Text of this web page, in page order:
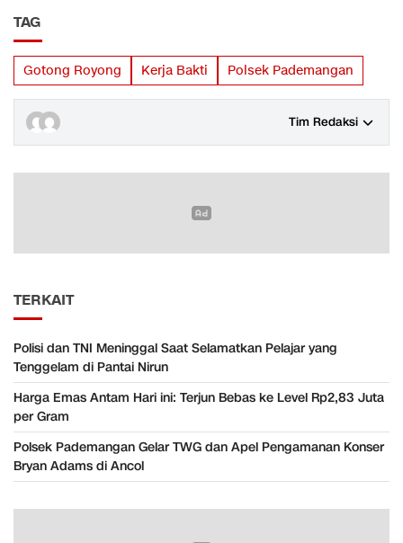
TAG
Gotong Royong Kerja Bakti Polsek Pademangan
Tim Redaksi
TERKAIT
Polisi dan TNI Meninggal Saat Selamatkan Pelajar yang
Tenggelam di Pantai Nirun
Harga Emas Antam Hari ini: Terjun Bebas ke Level Rp2,83 Juta
per Gram
Polsek Pademangan Gelar TWG dan Apel Pengamanan Konser
Bryan Adams di Ancol